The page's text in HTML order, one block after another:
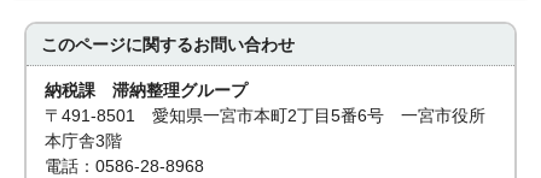
このページに関するお問い合わせ
納税課 滞納整理グループ
〒491-8501 愛知県一宮市本町2丁目5番6号 一宮市役所
本庁舎3階
電話：0586-28-8968